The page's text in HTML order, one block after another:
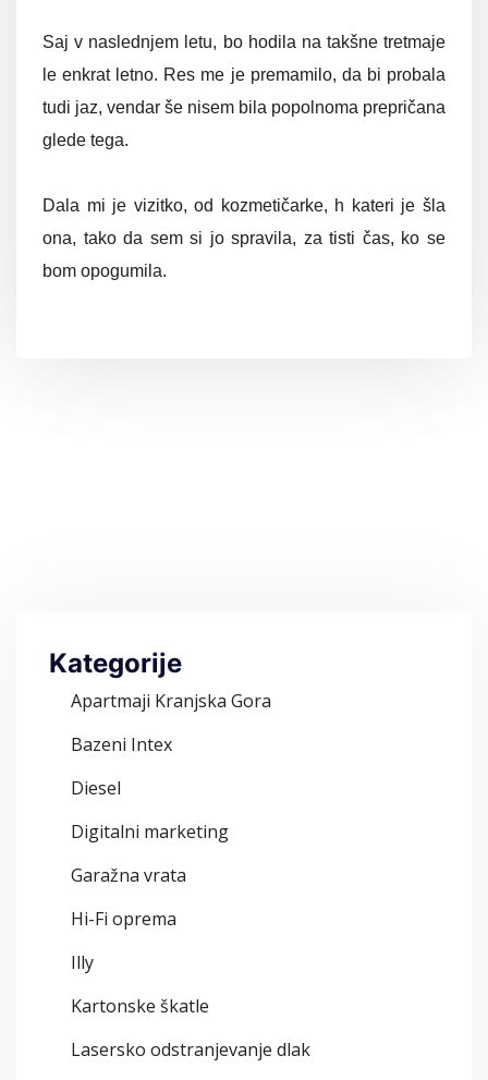
Saj v naslednjem letu, bo hodila na takšne tretmaje
le enkrat letno. Res me je premamilo, da bi probala
tudi jaz, vendar še nisem bila popolnoma prepričana
glede tega.
Dala mi je vizitko, od kozmetičarke, h kateri je šla
ona, tako da sem si jo spravila, za tisti čas, ko se
bom opogumila.
Kategorije
Apartmaji Kranjska Gora
Bazeni Intex
Diesel
Digitalni marketing
Garažna vrata
Hi-Fi oprema
Illy
Kartonske škatle
Lasersko odstranjevanje dlak